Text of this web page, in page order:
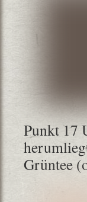
Punkt 17
Grüntee